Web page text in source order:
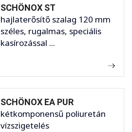
SCHÖNOX ST
hajlaterősítő szalag 120 mm
széles, rugalmas, speciális
kasírozással ...
SCHÖNOX EA PUR
kétkomponensű poliuretán
vízszigetelés